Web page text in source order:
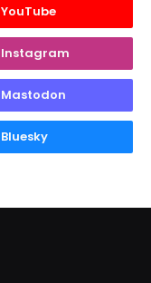
YouTube
Instagram
Mastodon
Bluesky